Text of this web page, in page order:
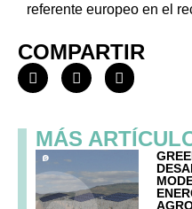
referente europeo en el
COMPARTIR
MÁS